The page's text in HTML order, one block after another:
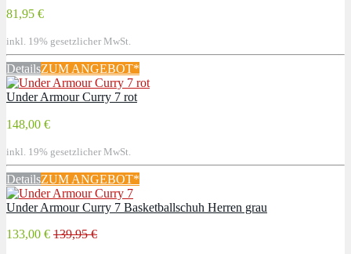
81,95 €
inkl. 19% gesetzlicher MwSt.
DetailsZUM ANGEBOT*
Under Armour Curry 7 rot
148,00 €
inkl. 19% gesetzlicher MwSt.
DetailsZUM ANGEBOT*
Under Armour Curry 7 Basketballschuh Herren grau
133,00 € 139,95 €